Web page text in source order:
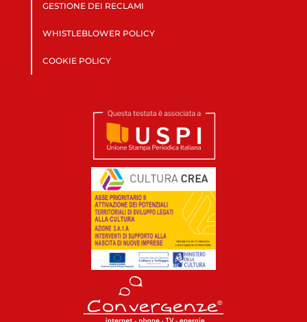
GESTIONE DEI RECLAMI
WHISTLEBLOWER POLICY
COOKIE POLICY